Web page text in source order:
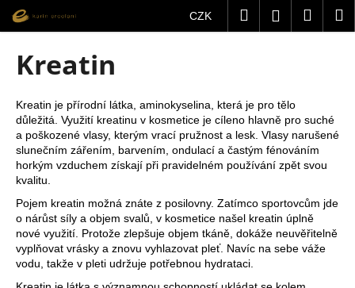
obsah
CZK HledatPřihlášení
Kreatin
Kreatin je přírodní látka, aminokyselina, která je pro tělo
důležitá. Využití kreatinu v kosmetice je cíleno hlavně pro suché
a poškozené vlasy, kterým vrací pružnost a lesk. Vlasy narušené
slunečním zářením, barvením, ondulací a častým fénováním
horkým vzduchem získají při pravidelném používání zpět svou
kvalitu.
Pojem kreatin možná znáte z posilovny. Zatímco sportovcům jde
o nárůst síly a objem svalů, v kosmetice našel kreatin úplně
nové využití. Protože zlepšuje objem tkáně, dokáže neuvěřitelně
vyplňovat vrásky a znovu vyhlazovat pleť. Navíc na sebe váže
vodu, takže v pleti udržuje potřebnou hydrataci.
o
o
p
o
t
ř
e
b
u
j